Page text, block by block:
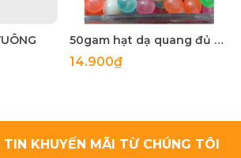
50gam hạt dạ quang đủ màu 6mm, 8mm, 10mm, 12mm, hạt nhựa tròn
14.900₫
TIN KHUYẾN MÃI TỪ CHÚNG TÔI